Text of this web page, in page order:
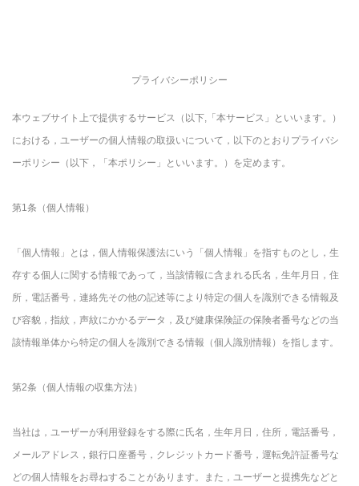
プライバシーポリシー
本ウェブサイト上で提供するサービス（以下,「本サービス」といいます。）
における，ユーザーの個人情報の取扱いについて，以下のとおりプライバシ
ーポリシー（以下，「本ポリシー」といいます。）を定めます。
第1条（個人情報）
「個人情報」とは，個人情報保護法にいう「個人情報」を指すものとし，生
存する個人に関する情報であって，当該情報に含まれる氏名，生年月日，住
所，電話番号，連絡先その他の記述等により特定の個人を識別できる情報及
び容貌，指紋，声紋にかかるデータ，及び健康保険証の保険者番号などの当
該情報単体から特定の個人を識別できる情報（個人識別情報）を指します。
第2条（個人情報の収集方法）
当社は，ユーザーが利用登録をする際に氏名，生年月日，住所，電話番号，
メールアドレス，銀行口座番号，クレジットカード番号，運転免許証番号な
どの個人情報をお尋ねすることがあります。また，ユーザーと提携先などと